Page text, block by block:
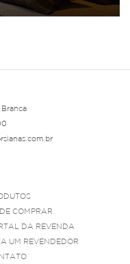
COMPRAR
DA REVENDA
UM REVENDEDOR